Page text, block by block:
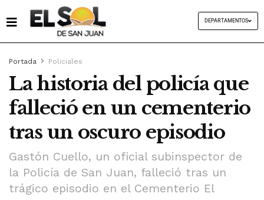
DEPARTAMENTOS
Portada Policiales
La historia del policía que
falleció en un cementerio
tras un oscuro episodio
Gastón Cuello, un oficial subinspector de
la Policía de San Juan, falleció tras un
trágico episodio en el Cementerio El